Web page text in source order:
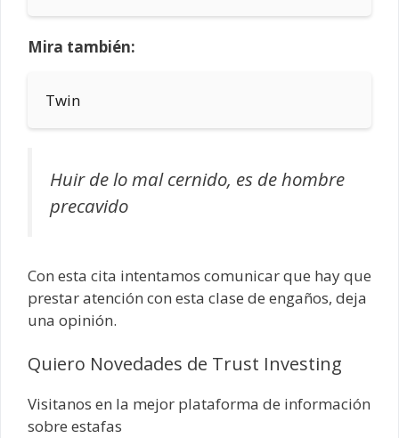
Mira también:
Twin
Huir de lo mal cernido, es de hombre
precavido
Con esta cita intentamos comunicar que hay que
prestar atención con esta clase de engaños, deja
una opinión.
Quiero Novedades de Trust Investing
Visitanos en la mejor plataforma de información
sobre estafas